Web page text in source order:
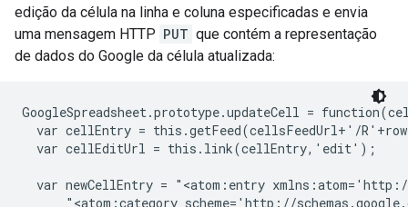
edição da célula na linha e coluna especificadas e envia
uma mensagem HTTP PUT que contém a representação
de dados do Google da célula atualizada:
GoogleSpreadsheet.prototype.updateCell =
var cellEntry = this.getFeed(cellsFeedUrl+'/
  var cellEditUrl = this.link(cellEntry,'edit');
var newCellEntry = "<atom:entry
"<atom:category scheme='http://